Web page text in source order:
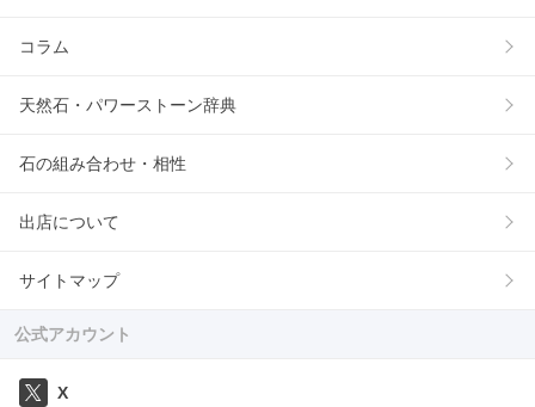
コラム
天然石・パワーストーン辞典
石の組み合わせ・相性
出店について
サイトマップ
公式アカウント
X